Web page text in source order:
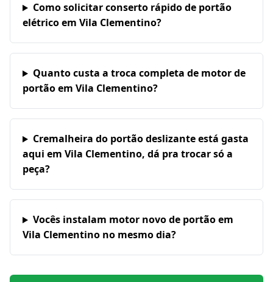
Como solicitar conserto rápido de portão
elétrico em Vila Clementino?
Quanto custa a troca completa de motor de
portão em Vila Clementino?
Cremalheira do portão deslizante está gasta
aqui em Vila Clementino, dá pra trocar só a
peça?
Vocês instalam motor novo de portão em
Vila Clementino no mesmo dia?